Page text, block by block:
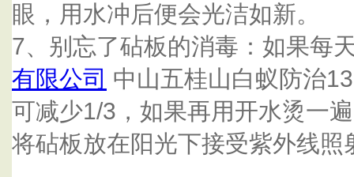
眼，用水冲后便会光洁如新。
7、别忘了砧板的消毒：如果每
有限公司 中山五桂山白蚁防治
可减少1/3，如果再用开水烫一
将砧板放在阳光下接受紫外线照